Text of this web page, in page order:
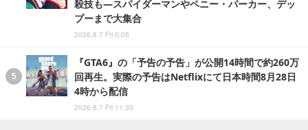
殺技も―スパイダーマンやペニー・パーカー、デッ
プーまで大集合
2026.8.7 Fri 0:05
『GTA6』の「予告の予告」が公開14時間で約260万
回再生。実際の予告はNetflixにて日本時間8月28日
4時から配信
2026.8.7 Fri 11:30